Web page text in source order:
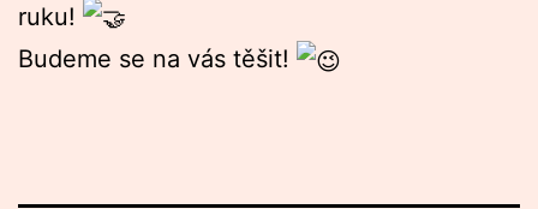
ruku!
Budeme se na vás těšit!